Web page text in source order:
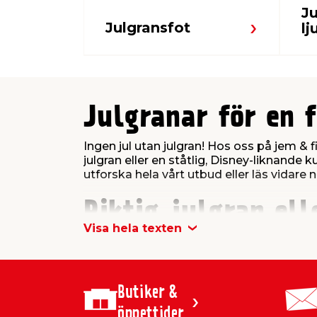
Julgransfot
Julgranar för
Ingen jul utan julgran! Hos oss på jem
julgran eller en ståtlig, Disney-liknande
utforska hela vårt utbud eller läs vidare
Riktig julgran
Är du en av dem som aldrig skulle
Det finns såklart både fördelar och
alla fall säker; att julgranar, oavsett om
jem & fix finns givetvis både riktig gran
underhåll.
Visa hela texten
Butiker &